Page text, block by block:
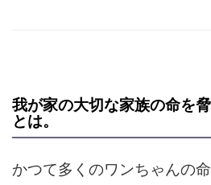
我が家の大切な家族の命を
とは。
かつて多くのワンちゃんの